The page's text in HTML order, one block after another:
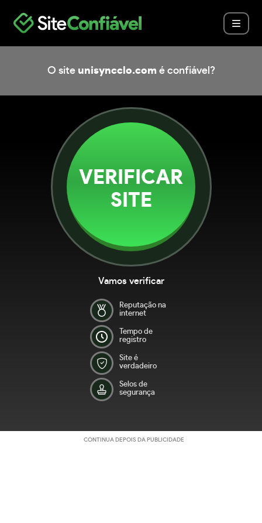
O site unisyncclo.com é confiável?
VERIFICAR
SITE
Vamos verificar
Reputação na
internet
Tempo de
registro
Site é
verdadeiro
Selos de
segurança
CONTINUA DEPOIS DA PUBLICIDADE